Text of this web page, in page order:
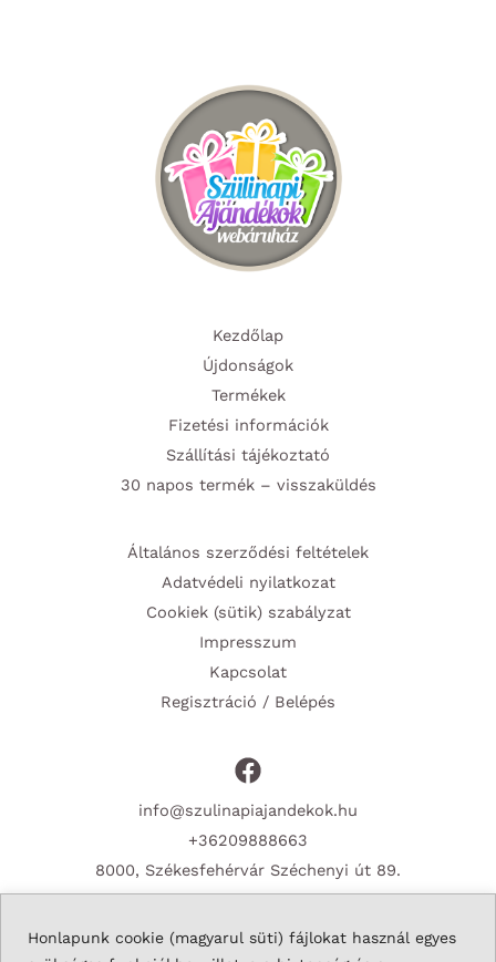
Honlapunk cookie (magyarul süti) fájlokat használ egyes
választhatók
ki
Kezdőlap
Újdonságok
Termékek
Fizetési információk
Szállítási tájékoztató
30 napos termék – visszaküldés
Általános szerződési feltételek
Adatvédeli nyilatkozat
Cookiek (sütik) szabályzat
Impresszum
Kapcsolat
Regisztráció / Belépés
info@szulinapiajandekok.hu
+36209888663
8000, Székesfehérvár Széchenyi út 89.